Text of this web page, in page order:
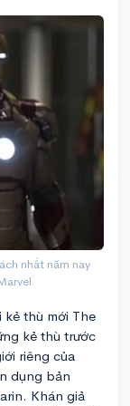
nhất năm nay
kẻ thù mới The
kẻ thù trước
riêng của
dụng bản
Khán giả